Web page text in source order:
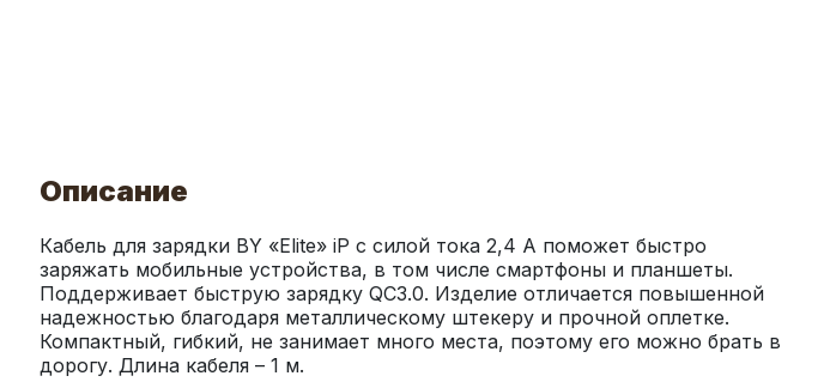
Описание
Кабель для зарядки BY «Elite» iP с силой тока 2,4 A поможет быстро
заряжать мобильные устройства, в том числе смартфоны и планшеты.
Поддерживает быструю зарядку QC3.0. Изделие отличается повышенной
надежностью благодаря металлическому штекеру и прочной оплетке.
Компактный, гибкий, не занимает много места, поэтому его можно брать в
дорогу. Длина кабеля – 1 м.